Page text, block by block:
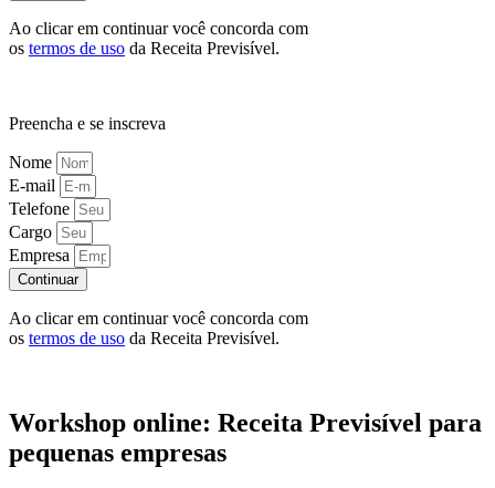
Ao clicar em continuar você concorda com
os termos de uso da Receita Previsível.
Preencha e se inscreva
Nome
E-mail
Telefone
Cargo
Empresa
Continuar
Ao clicar em continuar você concorda com
os termos de uso da Receita Previsível.
Workshop online: Receita Previsível para
pequenas empresas